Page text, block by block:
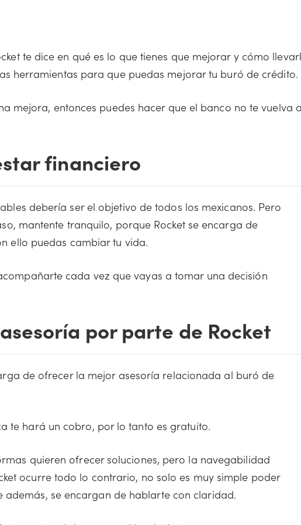
te dice en qué es lo que tienes que mejorar y cómo
herramientas para que puedas mejorar tu buró de crédito.
mejora, entonces puedes hacer que el banco no te vuelva
financiero
debería ser el objetivo de todos los mexicanos. Pero
mantente tranquilo, porque Rocket se encarga de
ello puedas cambiar tu vida.
cada vez que vayas a tomar una decisión
por parte de Rocket
de ofrecer la mejor asesoría relacionada al buró de
te hará un cobro, por lo tanto es gratuito.
quieren ofrecer soluciones, pero la navegabilidad
ocurre todo lo contrario, no solo es muy simple poder
además, se encargan de hablarte con claridad.